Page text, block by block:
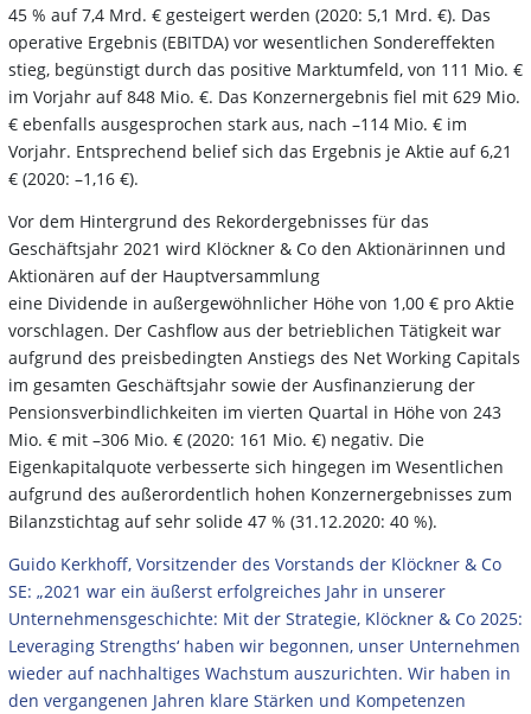
45 % auf 7,4 Mrd. € gesteigert werden (2020: 5,1 Mrd. €). Das
operative Ergebnis (EBITDA) vor wesentlichen Sondereffekten
stieg, begünstigt durch das positive Marktumfeld, von 111 Mio. €
im Vorjahr auf 848 Mio. €. Das Konzernergebnis fiel mit 629 Mio.
€ ebenfalls ausgesprochen stark aus, nach –114 Mio. € im
Vorjahr. Entsprechend belief sich das Ergebnis je Aktie auf 6,21
€ (2020: –1,16 €).
Vor dem Hintergrund des Rekordergebnisses für das
Geschäftsjahr 2021 wird Klöckner & Co den Aktionärinnen und
Aktionären auf der Hauptversammlung
eine Dividende in außergewöhnlicher Höhe von 1,00 € pro Aktie
vorschlagen. Der Cashflow aus der betrieblichen Tätigkeit war
aufgrund des preisbedingten Anstiegs des Net Working Capitals
im gesamten Geschäftsjahr sowie der Ausfinanzierung der
Pensionsverbindlichkeiten im vierten Quartal in Höhe von 243
Mio. € mit –306 Mio. € (2020: 161 Mio. €) negativ. Die
Eigenkapitalquote verbesserte sich hingegen im Wesentlichen
aufgrund des außerordentlich hohen Konzernergebnisses zum
Bilanzstichtag auf sehr solide 47 % (31.12.2020: 40 %).
Guido Kerkhoff, Vorsitzender des Vorstands der Klöckner & Co
SE: „2021 war ein äußerst erfolgreiches Jahr in unserer
Unternehmensgeschichte: Mit der Strategie‚ Klöckner & Co 2025:
Leveraging Strengths‘ haben wir begonnen, unser Unternehmen
wieder auf nachhaltiges Wachstum auszurichten. Wir haben in
den vergangenen Jahren klare Stärken und Kompetenzen